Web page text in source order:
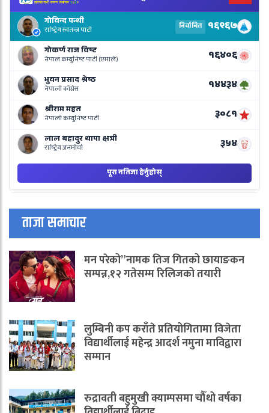
ताजा समाचार
मन परेको”नामक तिज गितको छायाङकन
सम्पन्न,१२ गतेसम्म रिलिजको तयारी
लुम्बिनी कप कराँते प्रतियोगितामा विजेता
विद्यार्थीलाई महेन्द्र आदर्श नमुना माविद्वारा
सम्मान
रुद्रावती बहुमुखी क्याम्पसमा चौँथो वर्षका